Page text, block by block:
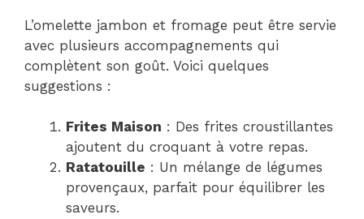
L’omelette jambon et fromage peut être servie
avec plusieurs accompagnements qui
complètent son goût. Voici quelques
suggestions :
Frites Maison : Des frites croustillantes
ajoutent du croquant à votre repas.
Ratatouille : Un mélange de légumes
provençaux, parfait pour équilibrer les
saveurs.